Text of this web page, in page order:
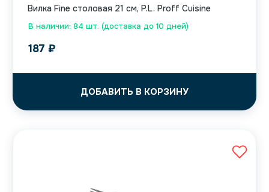
В наличии: 84 шт. (доставка до 10 дней)
Вилка Fine столовая 21 см, P.L. Proff Cuisine
187 ₽
ДОБАВИТЬ В КОРЗИНУ